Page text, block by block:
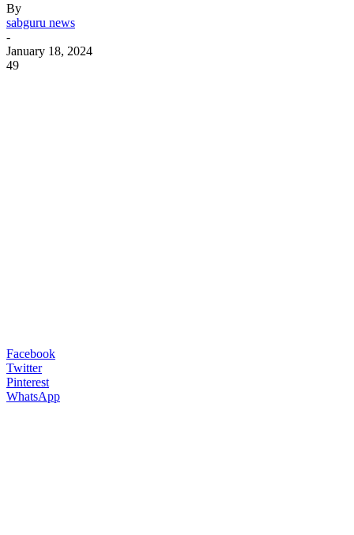
By
sabguru news
-
January 18, 2024
49
Facebook
Twitter
Pinterest
WhatsApp